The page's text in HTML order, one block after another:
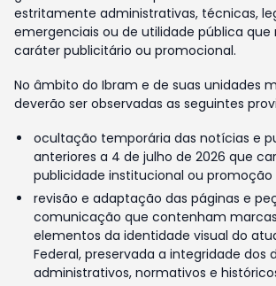
estritamente administrativas, técnicas,
emergenciais ou de utilidade pública
caráter publicitário ou promocional.
No âmbito do Ibram e de suas unidades
deverão ser observadas as seguintes
ocultação temporária das notícias e
anteriores a 4 de julho de 2026 que
publicidade institucional ou promoção
revisão e adaptação das páginas e
comunicação que contenham
elementos da identidade visual do
Federal, preservada a integridade dos
administrativos, normativos e